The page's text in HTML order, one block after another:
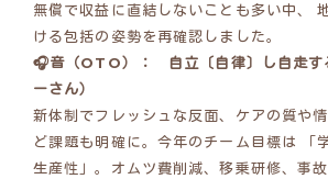
無償で収益に直結しないことも多い中、
ける包括の姿勢を再確認しました。
🎧音（OTO）： 自立〔自律〕し自走す
ーさん）
新体制でフレッシュな反面、ケアの質や
ど課題も明確に。今年のチーム目標は 「
生産性」。オムツ費削減、移乗研修、事